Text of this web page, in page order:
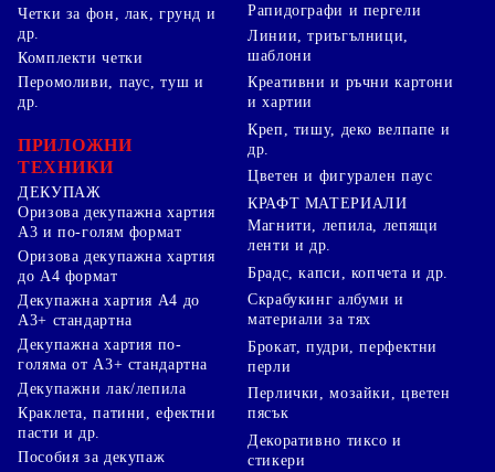
Четки за фон, лак, грунд и
др.
Комплекти четки
Рапидографи и пергели
Линии, триъгълници,
шаблони
Перомоливи, паус, туш и
др.
ПРИЛОЖНИ
ТЕХНИКИ
ДЕКУПАЖ
Оризова декупажна хартия
А3 и по-голям формат
Оризова декупажна хартия
до А4 формат
Декупажна хартия А4 до
А3+ стандартна
Декупажна хартия по-
голяма от А3+ стандартна
Декупажни лак/лепила
Краклета, патини, ефектни
пасти и др.
Пособия за декупаж
Креативни и ръчни картони
и хартии
Креп, тишу, деко велпапе и
др.
Цветен и фигурален паус
КРАФТ МАТЕРИАЛИ
Магнити, лепила, лепящи
ленти и др.
Брадс, капси, копчета и др.
Скрабукинг албуми и
материали за тях
Брокат, пудри, перфектни
перли
Перлички, мозайки, цветен
пясък
Декоративно тиксо и
стикери